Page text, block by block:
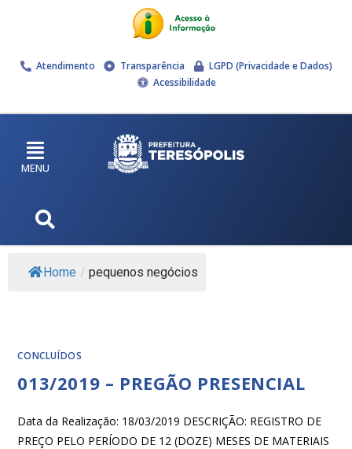
Atendimento Transparência
LGPD (Privacidade e Dados)
Acessibilidade
MENU
Home / pequenos negócios
CONCLUÍDOS
013/2019 – PREGÃO PRESENCIAL
Data da Realização: 18/03/2019 DESCRIÇÃO: REGISTRO DE
PREÇO PELO PERÍODO DE 12 (DOZE) MESES DE MATERIAIS